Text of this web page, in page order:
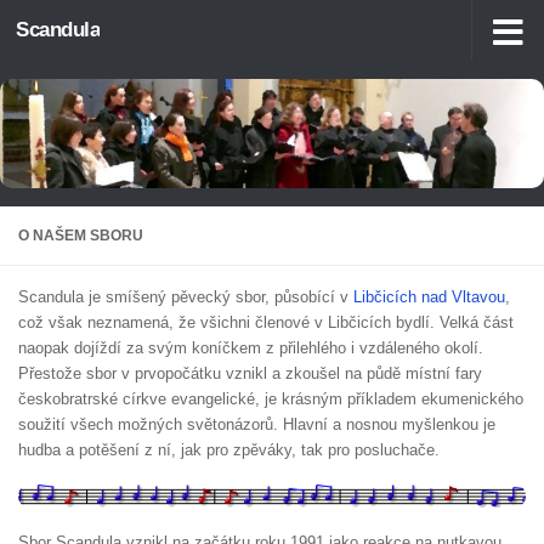
Skip to content
Scandula
O NAŠEM SBORU
Scandula je smíšený pěvecký sbor, působící v Libčicích nad Vltavou
což však neznamená, že všichni členové v Libčicích bydlí. Velká část
naopak dojíždí za svým koníčkem z přilehlého i vzdáleného okolí.
Přestože sbor v prvopočátku vznikl a zkoušel na půdě místní fary
českobratrské církve evangelické, je krásným příkladem ekumenického
soužití všech možných světonázorů. Hlavní a nosnou myšlenkou je
hudba a potěšení z ní, jak pro zpěváky, tak pro posluchače.